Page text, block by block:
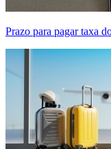
Prazo para pagar taxa